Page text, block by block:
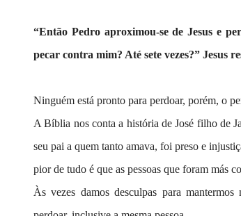
“Então Pedro aproximou-se de Jesus e
pecar contra mim? Até sete vezes?” Jesus
Ninguém está pronto para perdoar, porém, o
A Bíblia nos conta a história de José filho de
seu pai a quem tanto amava, foi preso e
pior de tudo é que as pessoas que foram más
Às vezes damos desculpas para